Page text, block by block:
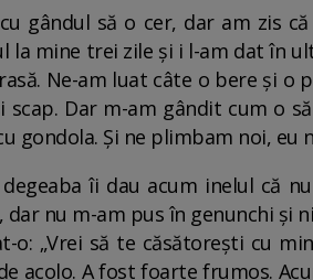
gândul să o cer, dar am zis
mine trei zile și i l-am dat în
Ne-am luat câte o bere și
scap. Dar m-am gândit cum o
gondola. Și ne plimbam noi, eu
îi dau acum inelul că
nu m-am pus în genunchi și
„Vrei să te căsătorești cu
acolo. A fost foarte frumos.